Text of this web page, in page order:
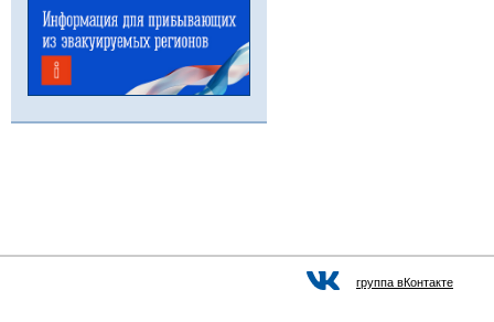
группа вКонтакте